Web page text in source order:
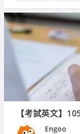
【考試英文】
Engoo